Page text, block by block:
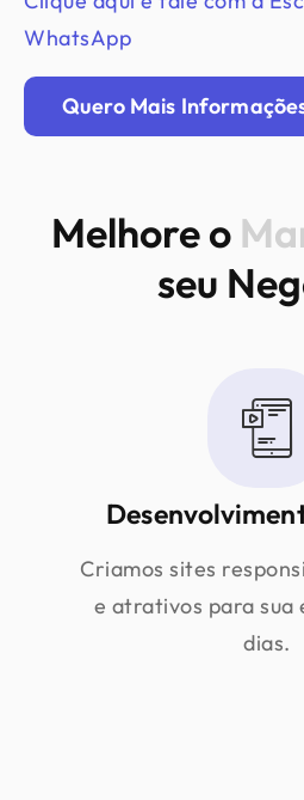
WhatsApp
Quero Mais
Melhore o
seu
Criamos sites
e atrativos para sua
dias.